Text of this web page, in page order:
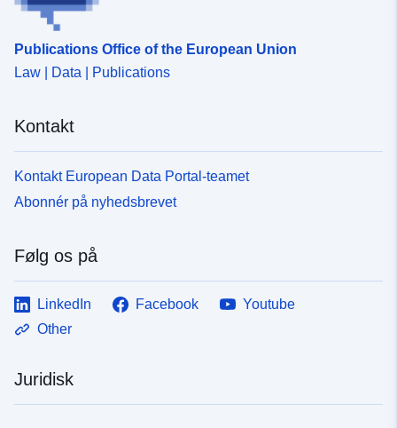
Publications Office of the European Union
Law | Data | Publications
Kontakt
Kontakt European Data Portal-teamet
Abonnér på nyhedsbrevet
Følg os på
LinkedIn Facebook
Youtube
Other
Juridisk